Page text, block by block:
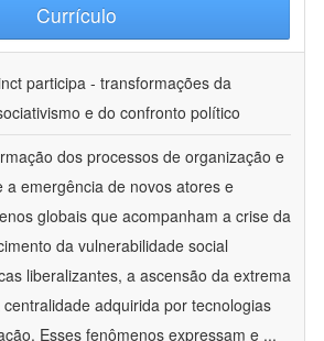
Currículo
participa - transformações da
e do confronto político
dos processos de organização e
a emergência de novos atores e
globais que acompanham a crise da
da vulnerabilidade social
liberalizantes, a ascensão da extrema
adquirida por tecnologias
Esses fenômenos expressam e ...